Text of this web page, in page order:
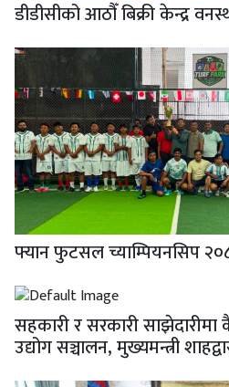
डीडीसीको आठौँ बिक्री केन्द्र
फ्यान फुटसल च्याम्पियनसिप
सहकारी र सरकारी साझेदारीमा
उद्योग सञ्चालन, मुख्यमन्त्री